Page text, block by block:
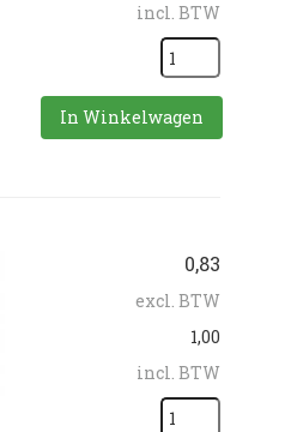
incl. BTW
In Winkelwagen
0,83
excl. BTW
1,00
incl. BTW